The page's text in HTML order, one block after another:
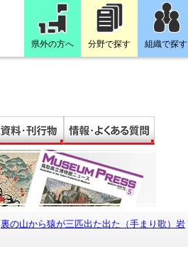
県外の方へ 分野で探す 組織で探す
裏の山から猿が三匹出た出た（手まり歌）岩